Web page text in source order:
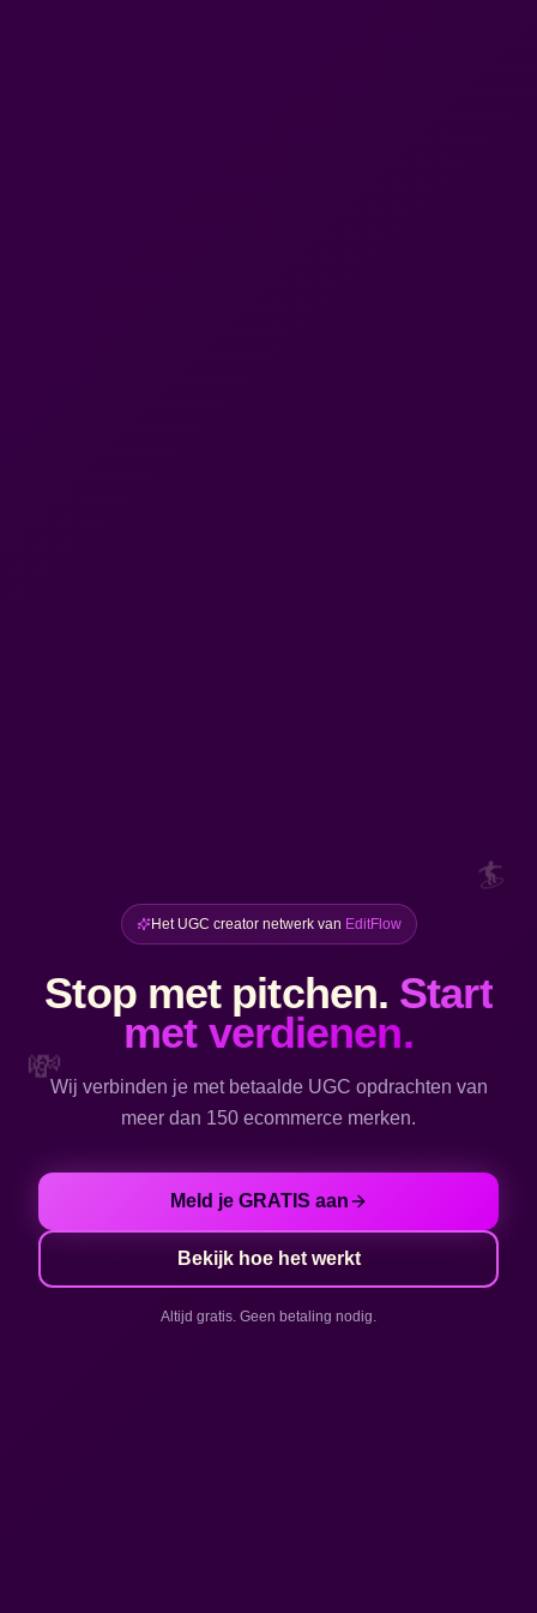
💸
🏄
Het UGC creator netwerk van EditFlow
Stop met pitchen. Start
met verdienen.
Wij verbinden je met betaalde UGC opdrachten van
meer dan 150 ecommerce merken.
Meld je GRATIS aan
Bekijk hoe het werkt
Altijd gratis. Geen betaling nodig.